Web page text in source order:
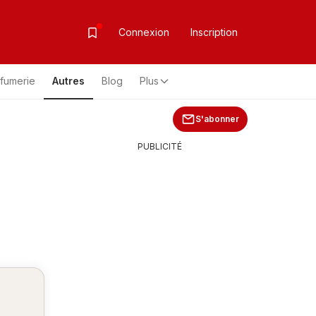
Connexion Inscription
Autres Blog Plus
S'abonner
PUBLICITÉ